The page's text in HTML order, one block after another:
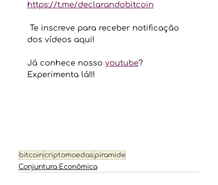
https://t.me/declarandobitcoin
dos vídeos aqui!
Já conhece nosso youtube?
Experimenta lá!!!
bitcoin criptomoedas piramide
Conjuntura Econômica